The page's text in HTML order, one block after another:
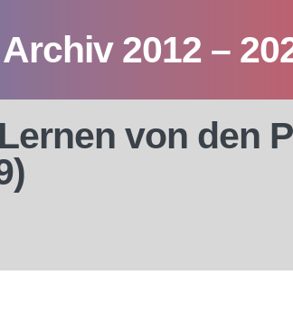
2012 –
von den